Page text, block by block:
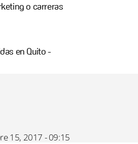
o carreras
en Quito -
15, 2017 - 09:15